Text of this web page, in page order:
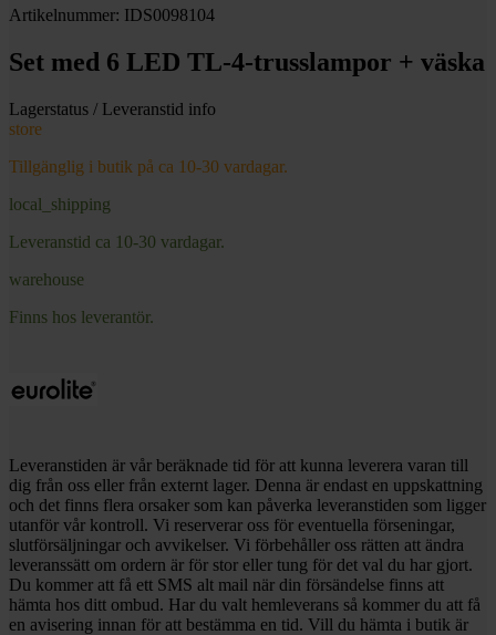
Artikelnummer: IDS0098104
Set med 6 LED TL-4-trusslampor + väska
Lagerstatus / Leveranstid info
store
Tillgänglig i butik på ca 10-30 vardagar.
local_shipping
Leveranstid ca 10-30 vardagar.
warehouse
Finns hos leverantör.
Leveranstiden är vår beräknade tid för att kunna leverera varan till
dig från oss eller från externt lager. Denna är endast en uppskattning
och det finns flera orsaker som kan påverka leveranstiden som ligger
utanför vår kontroll. Vi reserverar oss för eventuella förseningar,
slutförsäljningar och avvikelser. Vi förbehåller oss rätten att ändra
leveranssätt om ordern är för stor eller tung för det val du har gjort.
Du kommer att få ett SMS alt mail när din försändelse finns att
hämta hos ditt ombud. Har du valt hemleverans så kommer du att få
en avisering innan för att bestämma en tid. Vill du hämta i butik är